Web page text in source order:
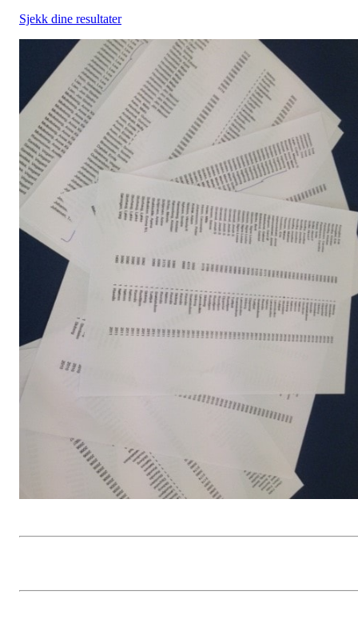
Sjekk dine resultater